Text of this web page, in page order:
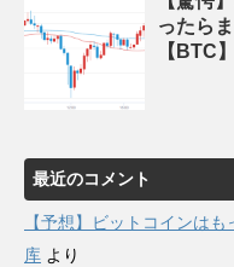
ったら
【BTC】
最近のコメント
【予想】ビットコインは
库 より